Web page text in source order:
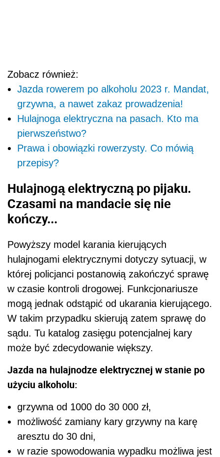
Zobacz również:
Jazda rowerem po alkoholu 2023 r. Mandat,
grzywna, a nawet zakaz prowadzenia!
Hulajnoga elektryczna na pasach. Kto ma
pierwszeństwo?
Prawa i obowiązki rowerzysty. Co mówią
przepisy?
Hulajnogą elektryczną po pijaku.
Czasami na mandacie się nie
kończy...
Powyższy model karania kierujących
hulajnogami elektrycznymi dotyczy sytuacji, w
której policjanci postanowią zakończyć sprawę
w czasie kontroli drogowej. Funkcjonariusze
mogą jednak odstąpić od ukarania kierującego.
W takim przypadku skierują zatem sprawę do
sądu. Tu katalog zasięgu potencjalnej kary
może być zdecydowanie większy.
Jazda na hulajnodze elektrycznej w stanie po
użyciu alkoholu:
grzywna od 1000 do 30 000 zł,
możliwość zamiany kary grzywny na karę
aresztu do 30 dni,
w razie spowodowania wypadku możliwa jest